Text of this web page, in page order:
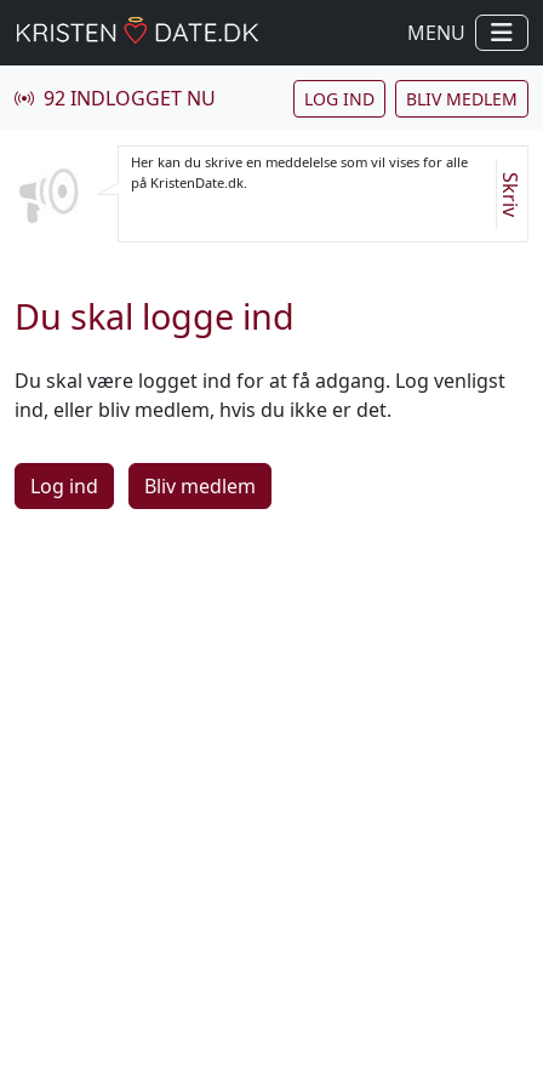
MENU
92 INDLOGGET NU LOG IND BLIV MEDLEM
Her kan du skrive en meddelelse som vil vises for alle
på KristenDate.dk.
Skriv
Du skal logge ind
Du skal være logget ind for at få adgang. Log venligst
ind, eller bliv medlem, hvis du ikke er det.
Log ind